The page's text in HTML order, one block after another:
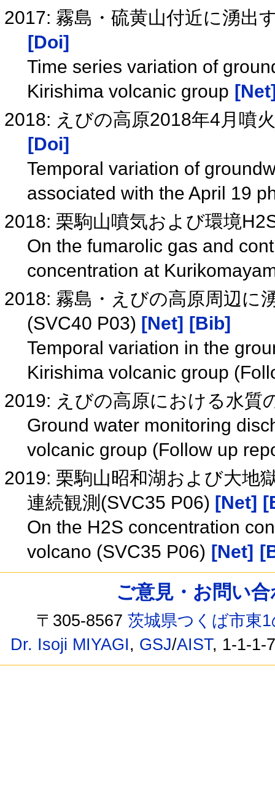
2017: 霧島・硫黄山付近に湧出
[Doi]
Time series variation of
Kirishima volcanic group
2018: えびの高原2018年4月噴
[Doi]
Temporal variation of
associated with the April 19
2018: 栗駒山噴気および環境
On the fumarolic gas and
concentration at
2018: 霧島・えびの高原周辺に
(SVC40 P03) [Net] [Bib]
Temporal variation in the
Kirishima volcanic group
2019: えびの高原における水質
Ground water monitoring
volcanic group (Follow up
2019: 栗駒山昭和湖および大地
連続観測(SVC35 P06) [Net]
On the H2S concentration
volcano (SVC35 P06) [Net]
ご意見・お問い
〒305-8567茨城県つくば市東
Dr. Isoji MIYAGI, GSJ/AIST, 1-1-1-